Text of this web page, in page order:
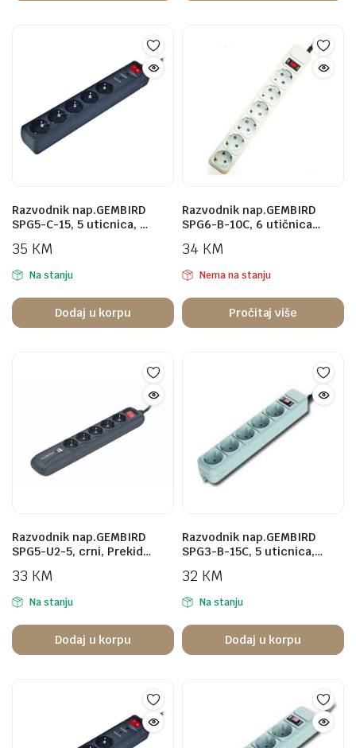
Razvodnik nap.GEMBIRD
SPG5-C-15, 5 uticnica, …
35 KM
Na stanju
Dodaj u korpu
Razvodnik nap.GEMBIRD
SPG6-B-10C, 6 utičnica…
34 KM
Nema na stanju
Pročitaj više
Razvodnik nap.GEMBIRD
SPG5-U2-5, crni, Prekid…
33 KM
Na stanju
Dodaj u korpu
Razvodnik nap.GEMBIRD
SPG3-B-15C, 5 uticnica,…
32 KM
Na stanju
Dodaj u korpu